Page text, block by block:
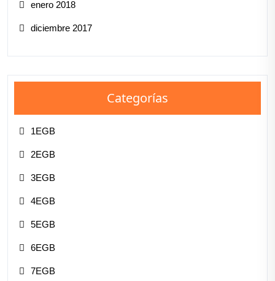
enero 2018
diciembre 2017
Categorías
1EGB
2EGB
3EGB
4EGB
5EGB
6EGB
7EGB